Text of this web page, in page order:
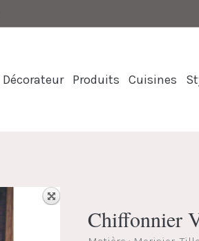
Décorateur Produits Cuisines
Chiffonnier